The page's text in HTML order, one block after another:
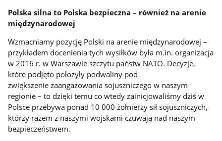
Polska silna to Polska bezpieczna – również na arenie
międzynarodowej
Wzmacniamy pozycję Polski na arenie międzynarodowej –
przykładem docenienia tych wysiłków była m.in. organizacja
w 2016 r. w Warszawie szczytu państw NATO. Decyzje,
które podjęto położyły podwaliny pod
zwiększenie zaangażowania sojuszniczego w naszym
regionie – to dzięki temu co wtedy zainicjowaliśmy dziś w
Polsce przebywa ponad 10 000 żołnierzy sił sojuszniczych,
którzy razem z naszymi wojskami czuwają nad naszym
bezpieczeństwem.